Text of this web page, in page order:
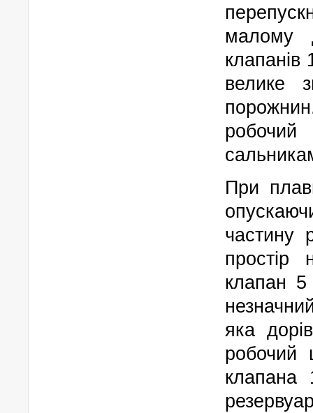
малому
клапанів
велике
При
частину
простір
клапан 5
яка
робочий
клапана